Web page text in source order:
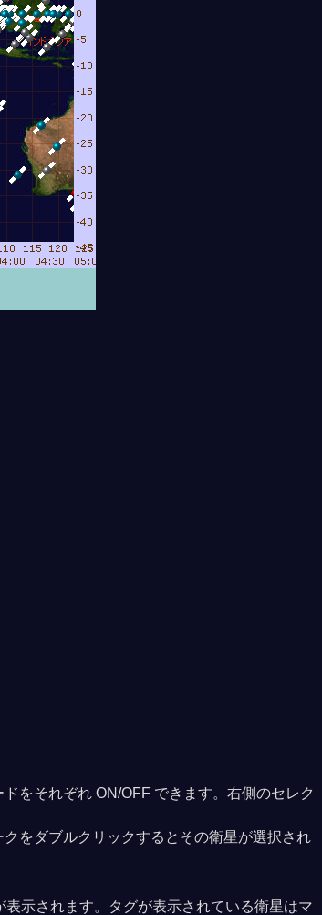
をそれぞれ ON/OFF できます。右側のセレク
をダブルクリックするとその衛星が選択され
示されます。タグが表示されている衛星はマ